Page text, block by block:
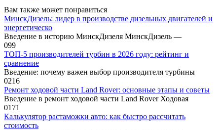
Вам также может понравиться
МинскДизель: лидер в производстве дизельных двигателей и
энергетическо
Введение в историю МинскДизеля МинскДизель —
099
ТОП-5 производителей турбин в 2026 году: рейтинг и
сравнение
Введение: почему важен выбор производителя турбины
0216
Ремонт ходовой части Land Rover: основные этапы и советы
Введение в ремонт ходовой части Land Rover Ходовая
0171
Калькулятор растаможки авто: как быстро рассчитать
стоимость